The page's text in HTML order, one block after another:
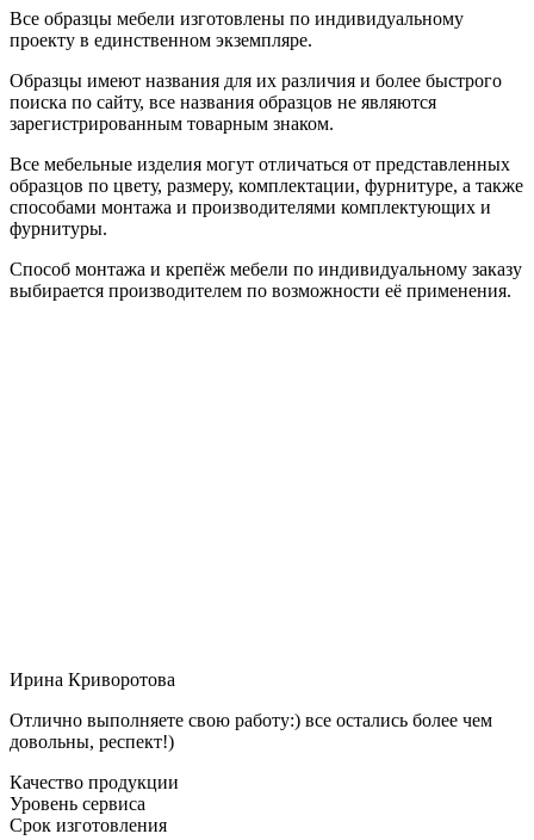
Все образцы мебели изготовлены по индивидуальному
проекту в единственном экземпляре.
Образцы имеют названия для их различия и более быстрого
поиска по сайту, все названия образцов не являются
зарегистрированным товарным знаком.
Все мебельные изделия могут отличаться от представленных
образцов по цвету, размеру, комплектации, фурнитуре, а также
способами монтажа и производителями комплектующих и
фурнитуры.
Способ монтажа и крепёж мебели по индивидуальному заказу
выбирается производителем по возможности её применения.
Ирина Криворотова
Отлично выполняете свою работу:) все остались более чем
довольны, респект!)
Качество продукции
Уровень сервиса
Срок изготовления